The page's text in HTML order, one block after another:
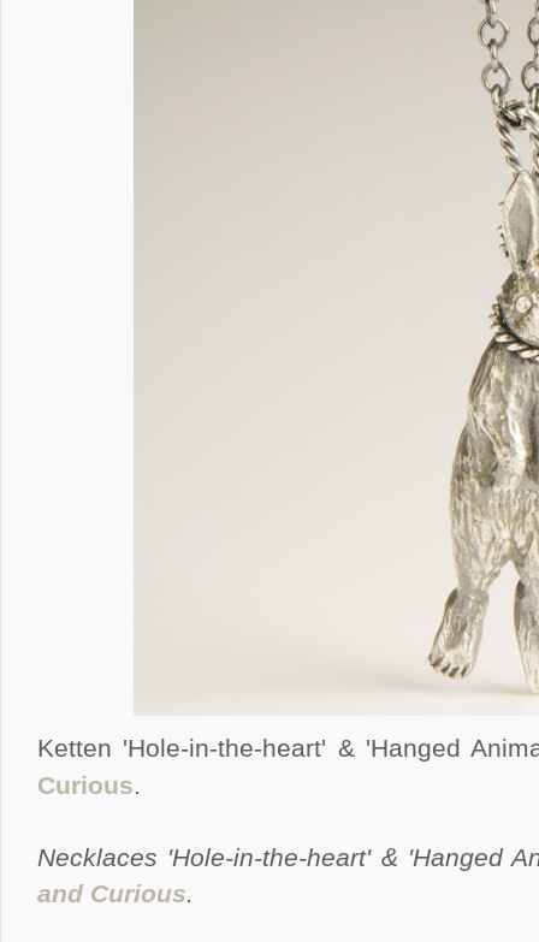
Ketten 'Hole-in-the-heart' & 'Hanged
Curious.
Necklaces 'Hole-in-the-heart' & 'Hanged
and Curious.